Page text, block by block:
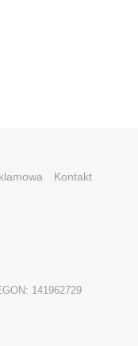
Kontakt
141962729